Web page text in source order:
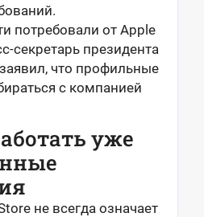
потребовали от Apple
секретарь президента
что профильные
с компанией
уже
не всегда означает